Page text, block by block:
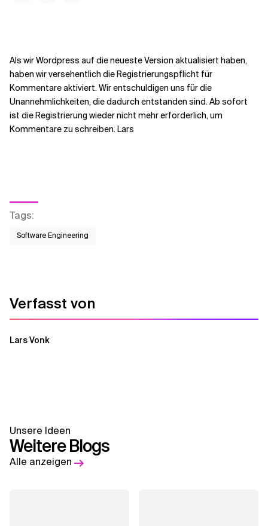
Verwandte Themen
Als wir Wordpress auf die neueste Version aktualisiert haben,
haben wir versehentlich die Registrierungspflicht für
Kommentare aktiviert. Wir entschuldigen uns für die
Unannehmlichkeiten, die dadurch entstanden sind. Ab sofort
ist die Registrierung wieder nicht mehr erforderlich, um
Kommentare zu schreiben. Lars
Tags:
Software Engineering
Verfasst von
Lars Vonk
Unsere Ideen
Weitere Blogs
Alle anzeigen